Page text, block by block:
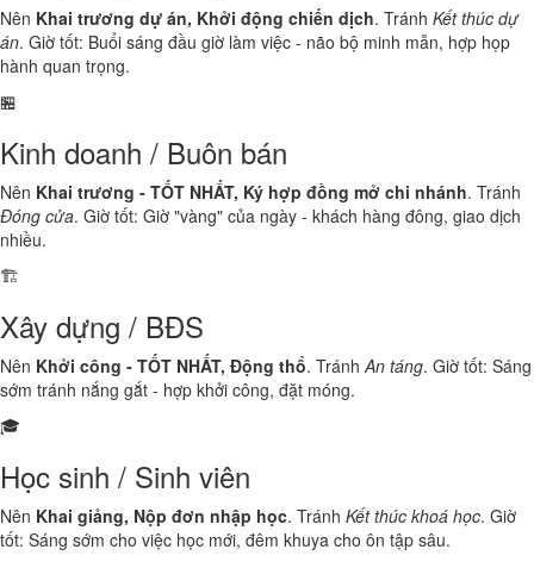
Nên Khai trương dự án, Khởi động chiến dịch. Tránh Kết thúc dự
án. Giờ tốt: Buổi sáng đầu giờ làm việc - não bộ minh mẫn, hợp họp
hành quan trọng.
🏪
Kinh doanh / Buôn bán
Nên Khai trương - TỐT NHẤT, Ký hợp đồng mở chi nhánh. Tránh
Đóng cửa. Giờ tốt: Giờ "vàng" của ngày - khách hàng đông, giao dịch
nhiều.
🏗️
Xây dựng / BĐS
Nên Khởi công - TỐT NHẤT, Động thổ. TránhAn táng. Giờ tốt: Sáng
sớm tránh nắng gắt - hợp khởi công, đặt móng.
🎓
Học sinh / Sinh viên
Nên Khai giảng, Nộp đơn nhập học. Tránh Kết thúc khoá học. Giờ
tốt: Sáng sớm cho việc học mới, đêm khuya cho ôn tập sâu.